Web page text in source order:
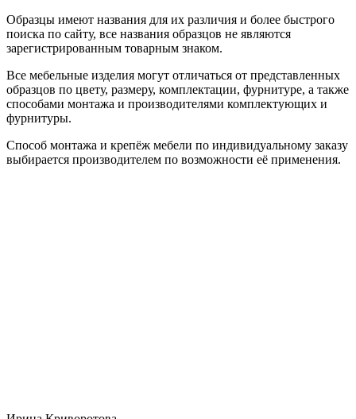
Образцы имеют названия для их различия и более быстрого
поиска по сайту, все названия образцов не являются
зарегистрированным товарным знаком.
Все мебельные изделия могут отличаться от представленных
образцов по цвету, размеру, комплектации, фурнитуре, а также
способами монтажа и производителями комплектующих и
фурнитуры.
Способ монтажа и крепёж мебели по индивидуальному заказу
выбирается производителем по возможности её применения.